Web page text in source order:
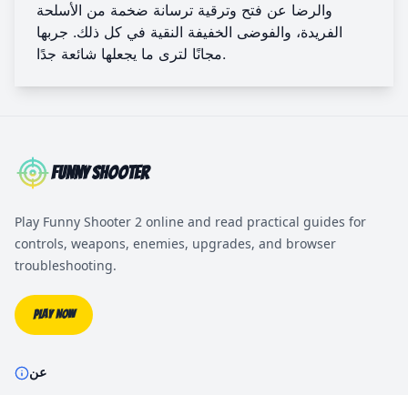
والرضا عن فتح وترقية ترسانة ضخمة من الأسلحة
الفريدة، والفوضى الخفيفة النقية في كل ذلك. جربها
مجانًالترى ما يجعلها شائعة جدًا.
Funny Shooter
Play Funny Shooter 2 online and read practical guides for
controls, weapons, enemies, upgrades, and browser
troubleshooting.
Play Now
عن